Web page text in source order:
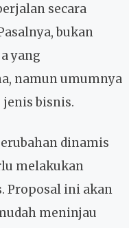
secara
bukan
yang
namun umumnya
bisnis.
dinamis
melakukan
Proposal ini akan
meninjau